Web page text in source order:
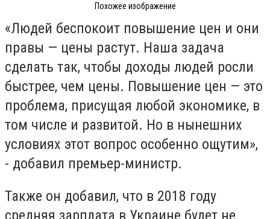
Похожее изображение
«Людей беспокоит повышение цен и они
правы — цены растут. Наша задача
сделать так, чтобы доходы людей росли
быстрее, чем цены. Повышение цен — это
проблема, присущая любой экономике, в
том числе и развитой. Но в нынешних
условиях этот вопрос особенно ощутим»,
- добавил премьер-министр.
Также он добавил, что в 2018 году
средняя зарплата в Украине будет не